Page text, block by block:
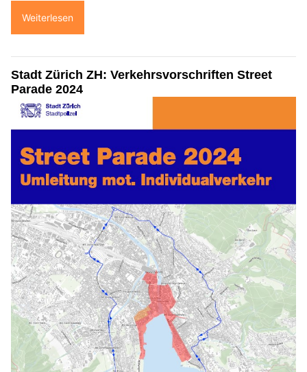
Weiterlesen
Stadt Zürich ZH: Verkehrsvorschriften Street
Parade 2024